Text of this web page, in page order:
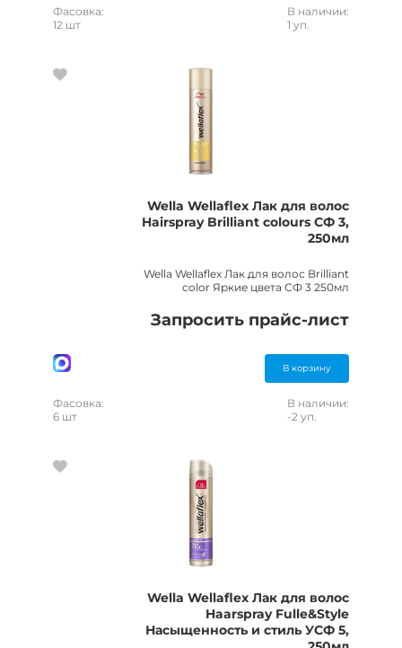
Фасовка:
12 шт
В наличии:
1 уп.
Wella Wellaflex Лак для волос
Hairspray Brilliant colours СФ 3,
250мл
Wella Wellaflex Лак для волос Brilliant
color Яркие цвета СФ 3 250мл
Запросить прайс-лист
В корзину
Фасовка:
6 шт
В наличии:
-2 уп.
Wella Wellaflex Лак для волос
Haarspray Fulle&Style
Насыщенность и стиль УСФ 5,